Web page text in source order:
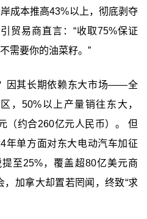
成本推高43%以上，彻底剥夺
贸易商直言：“收取75%保证
需要你的油菜籽。”
因其长期依赖东大市场——全
，50%以上产量销往东大，
（约合260亿元人民币）。 但
年单方面对东大电动汽车加征
至25%，覆盖超80亿美元商
加拿大却置若罔闻，终致“求